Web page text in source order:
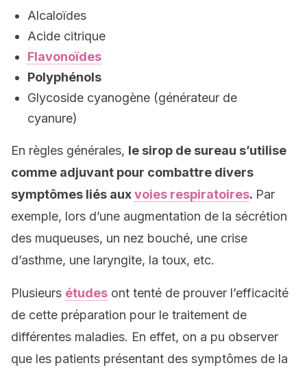
Alcaloïdes
Acide citrique
Flavonoïdes
Polyphénols
Glycoside cyanogène (générateur de
cyanure)
En règles générales, le sirop de sureau s’utilise
comme adjuvant pour combattre divers
symptômes liés auxvoies respiratoires. Par
exemple, lors d’une augmentation de la sécrétion
des muqueuses, un nez bouché, une crise
d’asthme, une laryngite, la toux, etc.
Plusieurs études ont tenté de prouver l’efficacité
de cette préparation pour le traitement de
différentes maladies. En effet, on a pu observer
que les patients présentant des symptômes de la